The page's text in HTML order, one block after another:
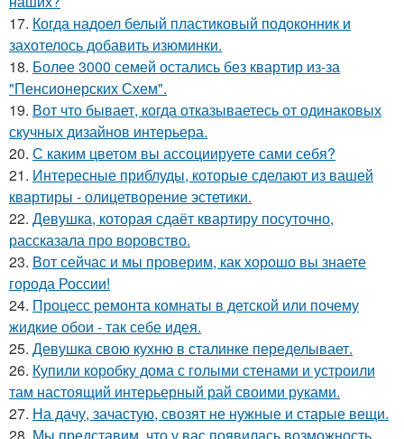
17. Когда надоел белый пластиковый подоконник и
захотелось добавить изюминки.
18. Более 3000 семей остались без квартир из-за
"Пенсионерских Схем".
19. Вот что бывает, когда отказываетесь от одинаковых
скучных дизайнов интерьера.
20. С каким цветом вы ассоциируете сами себя?
21. Интересные приблуды, которые сделают из вашей
квартиры - олицетворение эстетики.
22. Девушка, которая сдаёт квартиру посуточно,
рассказала про воровство.
23. Вот сейчас и мы проверим, как хорошо вы знаете
города России!
24. Процесс ремонта комнаты в детской или почему
жидкие обои - так себе идея.
25. Девушка свою кухню в сталинке переделывает.
26. Купили коробку дома с голыми стенами и устроили
там настоящий интерьерный рай своими руками.
27. На дачу, зачастую, свозят не нужные и старые вещи.